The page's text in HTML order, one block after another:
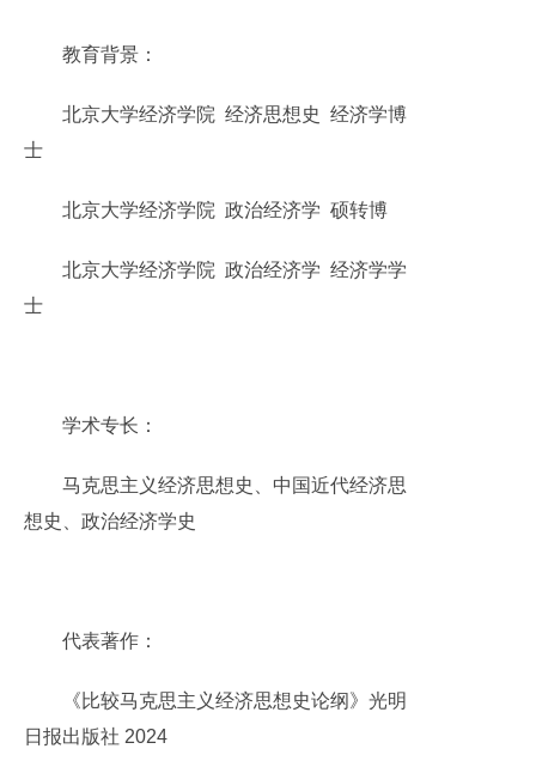
教育背景：
北京大学经济学院 经济思想史 经济学博
士
北京大学经济学院 政治经济学 硕转博
北京大学经济学院 政治经济学 经济学学
士
学术专长：
马克思主义经济思想史、中国近代经济思
想史、政治经济学史
代表著作：
《比较马克思主义经济思想史论纲》光明
日报出版社 2024